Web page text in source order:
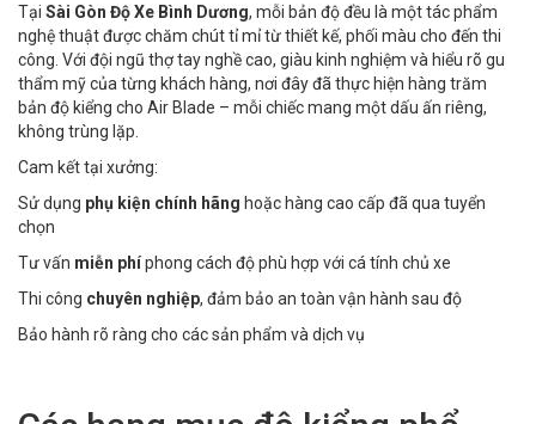
Tại Sài Gòn Độ Xe Bình Dương, mỗi bản độ đều là một tác phẩm
nghệ thuật được chăm chút tỉ mỉ từ thiết kế, phối màu cho đến thi
công. Với đội ngũ thợ tay nghề cao, giàu kinh nghiệm và hiểu rõ gu
thẩm mỹ của từng khách hàng, nơi đây đã thực hiện hàng trăm
bản độ kiểng cho Air Blade – mỗi chiếc mang một dấu ấn riêng,
không trùng lặp.
Cam kết tại xưởng:
Sử dụng phụ kiện chính hãng hoặc hàng cao cấp đã qua tuyển
chọn
Tư vấn miễn phíphong cách độ phù hợp với cá tính chủ xe
Thi công chuyên nghiệp, đảm bảo an toàn vận hành sau độ
Bảo hành rõ ràng cho các sản phẩm và dịch vụ